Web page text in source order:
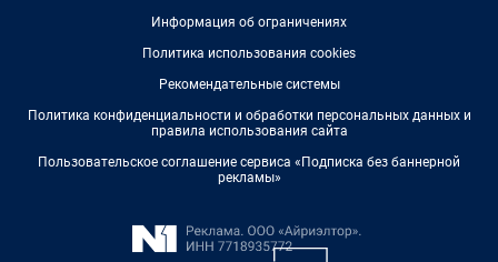
Информация об ограничениях
Политика использования cookies
Рекомендательные системы
Политика конфиденциальности и обработки персональных данных и
правила использования сайта
Пользовательское соглашение сервиса «Подписка без баннерной
рекламы»